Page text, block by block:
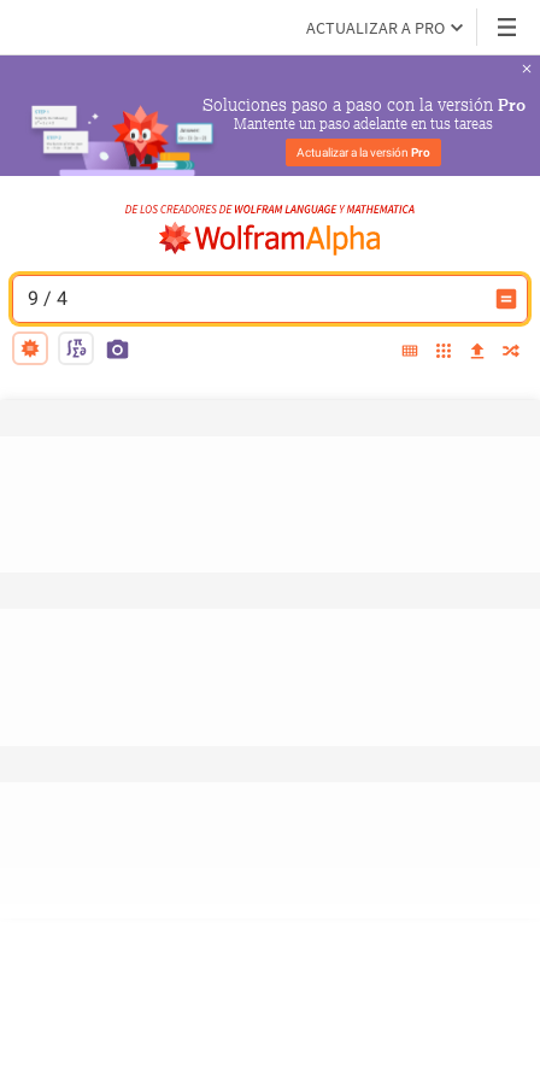
ACTUALIZAR A PRO
Soluciones paso a paso con la versión Pro
Mantente un paso adelante en tus tareas
Actualizar a la versión Pro
9 / 4